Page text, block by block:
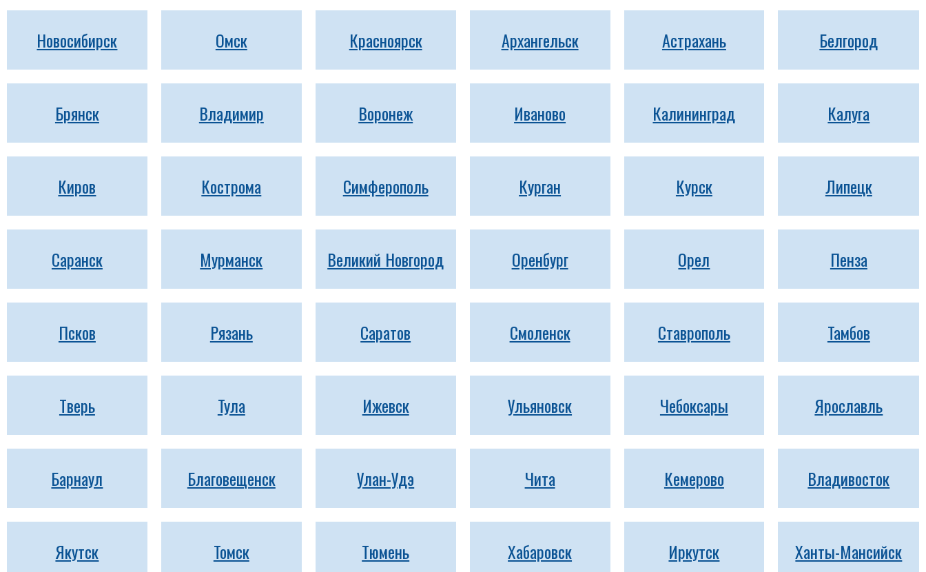
Новосибирск Омск Красноярск Архангельск Астрахань Белгород
Брянск Владимир Воронеж Иваново Калининград Калуга
Киров Кострома Симферополь Курган Курск Липецк
Саранск Мурманск Великий Новгород Оренбург Орел Пенза
Псков Рязань Саратов Смоленск Ставрополь Тамбов
Тверь Тула Ижевск Ульяновск Чебоксары Ярославль
Барнаул Благовещенск Улан-Удэ Чита Кемерово Владивосток
Якутск Томск Тюмень Хабаровск Иркутск Ханты-Мансийск